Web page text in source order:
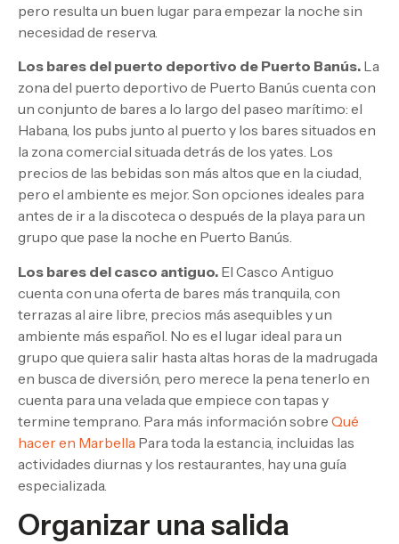
pero resulta un buen lugar para empezar la noche sin
necesidad de reserva.
Los bares del puerto deportivo de Puerto Banús. La
zona del puerto deportivo de Puerto Banús cuenta con
un conjunto de bares a lo largo del paseo marítimo: el
Habana, los pubs junto al puerto y los bares situados en
la zona comercial situada detrás de los yates. Los
precios de las bebidas son más altos que en la ciudad,
pero el ambiente es mejor. Son opciones ideales para
antes de ir a la discoteca o después de la playa para un
grupo que pase la noche en Puerto Banús.
Los bares del casco antiguo. El Casco Antiguo
cuenta con una oferta de bares más tranquila, con
terrazas al aire libre, precios más asequibles y un
ambiente más español. No es el lugar ideal para un
grupo que quiera salir hasta altas horas de la madrugada
en busca de diversión, pero merece la pena tenerlo en
cuenta para una velada que empiece con tapas y
termine temprano. Para más información sobre Qué
hacer en Marbella Para toda la estancia, incluidas las
actividades diurnas y los restaurantes, hay una guía
especializada.
Organizar una salida